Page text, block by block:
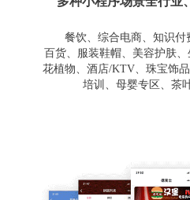
餐饮、综合电商、知识付
百货、服装鞋帽、美容护肤
花植物、酒店/KTV、珠宝饰
培训、母婴专区、茶